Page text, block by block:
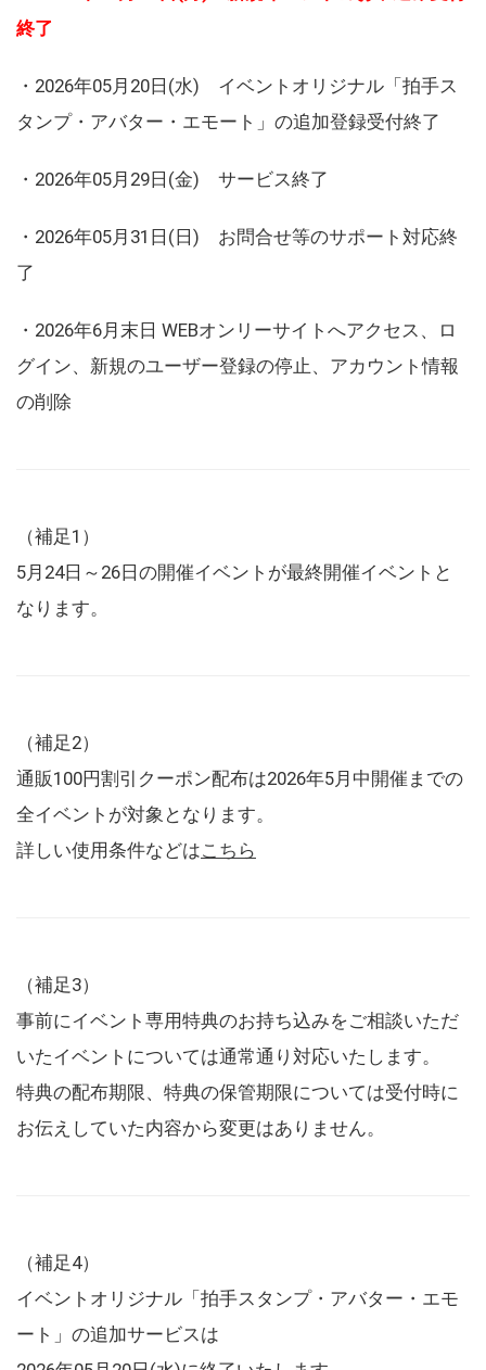
終了
・2026年05月20日(水) イベントオリジナル「拍手ス
タンプ・アバター・エモート」の追加登録受付終了
・2026年05月29日(金) サービス終了
・2026年05月31日(日) お問合せ等のサポート対応終
了
・2026年6月末日 WEBオンリーサイトへアクセス、ロ
グイン、新規のユーザー登録の停止、アカウント情報
の削除
（補足1）
5月24日～26日の開催イベントが最終開催イベントと
なります。
（補足2）
通販100円割引クーポン配布は2026年5月中開催までの
全イベントが対象となります。
詳しい使用条件などはこちら
（補足3）
事前にイベント専用特典のお持ち込みをご相談いただ
いたイベントについては通常通り対応いたします。
特典の配布期限、特典の保管期限については受付時に
お伝えしていた内容から変更はありません。
（補足4）
イベントオリジナル「拍手スタンプ・アバター・エモ
ート」の追加サービスは